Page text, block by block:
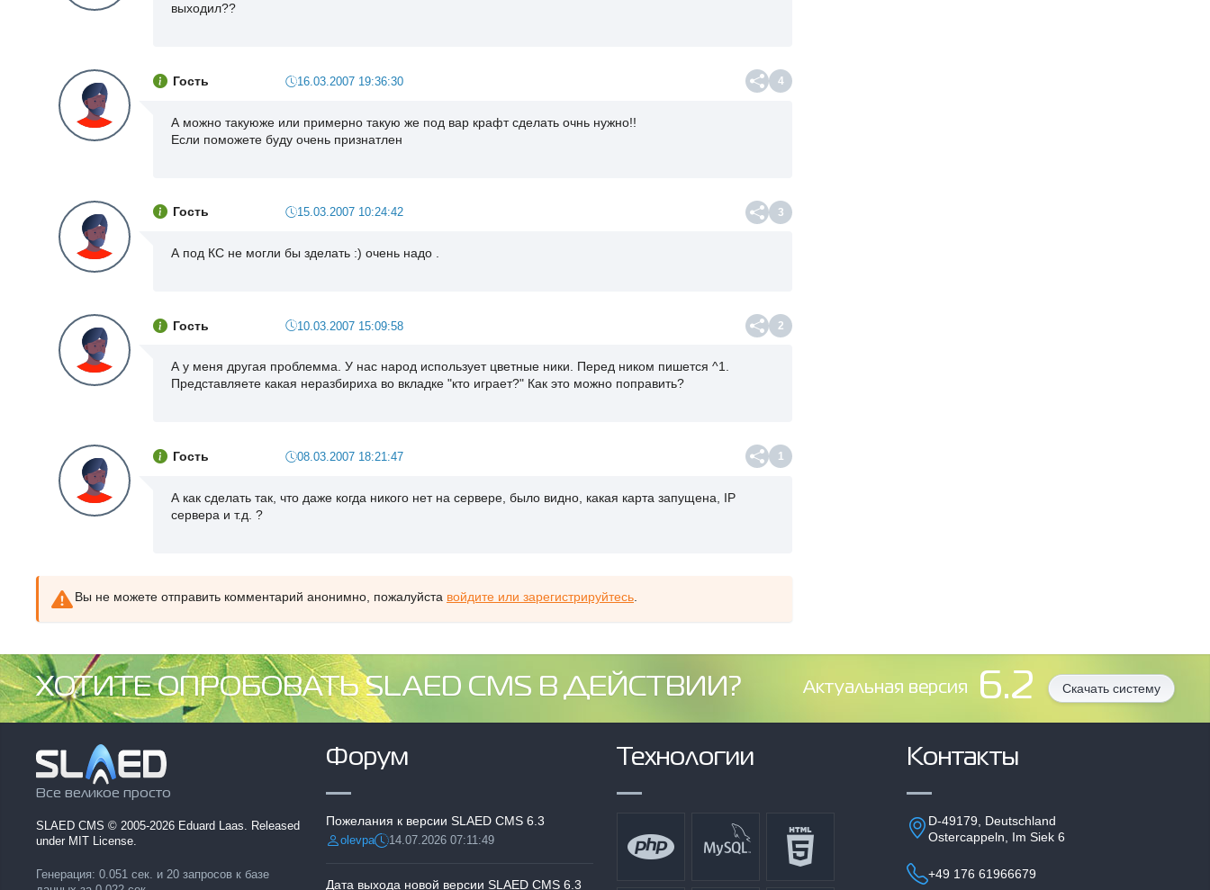
выходил??
Гость 16.03.2007 19:36:30 4
А можно такуюже или примерно такую же под вар крафт сделать очнь нужно!!
Если поможете буду очень признатлен
Гость 15.03.2007 10:24:42 3
А под КС не могли бы зделать :) очень надо .
Гость 10.03.2007 15:09:58 2
А у меня другая проблемма. У нас народ использует цветные ники. Перед ником пишется ^1.
Представляете какая неразбириха во вкладке "кто играет?" Как это можно поправить?
Гость 08.03.2007 18:21:47 1
А как сделать так, что даже когда никого нет на сервере, было видно, какая карта запущена, IP
сервера и т.д. ?
Вы не можете отправить комментарий анонимно, пожалуйста войдите или зарегистрируйтесь
ХОТИТЕ ОПРОБОВАТЬ SLAED CMS В ДЕЙСТВИИ? Aктуальная версия 6.2 Скачать систему
Все великое просто
SLAED CMS © 2005-2026 Eduard Laas. Released
under MIT License.
Генерация: 0.051 сек. и 20 запросов к базе
Форум
Пожелания к версии SLAED CMS 6.3
Разместил:
olevpaДата:14.07.2026 07:11:49
Дата выхода новой версии SLAED CMS 6.3
Технологии Контакты
D-49179, Deutschland
Ostercappeln, Im Siek 6
+49 176 61966679